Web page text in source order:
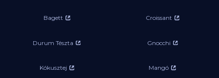
Bagett Croissant
Durum Tészta Gnocchi
Kókusztej Mangó